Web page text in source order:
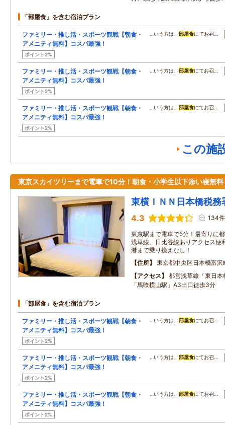
「部屋食」を含む宿泊プラン
ファミリー・推し活・スポーツ観戦【朝食・
アメニティ無料】コスパ最強！
ポイント2%
…いう方は、 部屋食にてお召…
ファミリー・推し活・スポーツ観戦【朝食・
アメニティ無料】コスパ最強！
ポイント2%
…いう方は、 部屋食にてお召…
ファミリー・推し活・スポーツ観戦【朝食・
アメニティ無料】コスパ最強！
ポイント2%
…いう方は、 部屋食にてお召…
この施
東京スカイツリーまで電車で10分！朝食・小学生以下添い寝無料
東横ＩＮＮ日本橋税務
4.3 134件
東京駅まで電車で5分！最寄りに
浅草線、日比谷線ありアクセス便
港まで乗り換えなし！
住所
東京都中央区日本橋富沢
アクセス
都営浅草線「東日
「馬喰横山駅」A3出口徒歩3分
「部屋食」を含む宿泊プラン
ファミリー・推し活・スポーツ観戦【朝食・
アメニティ無料】コスパ最強！
ポイント2%
…いう方は、 部屋食にてお召…
ファミリー・推し活・スポーツ観戦【朝食・
アメニティ無料】コスパ最強！
ポイント2%
…いう方は、 部屋食にてお召…
ファミリー・推し活・スポーツ観戦【朝食・
アメニティ無料】コスパ最強！
ポイント2%
…いう方は、 部屋食にてお召…